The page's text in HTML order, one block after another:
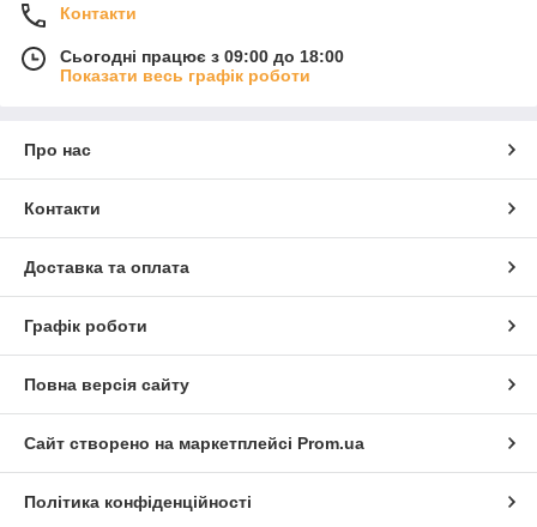
Контакти
Сьогодні працює з 09:00 до 18:00
Показати весь графік роботи
Про нас
Контакти
Доставка та оплата
Графік роботи
Повна версія сайту
Сайт створено на маркетплейсі Prom.ua
Політика конфіденційності